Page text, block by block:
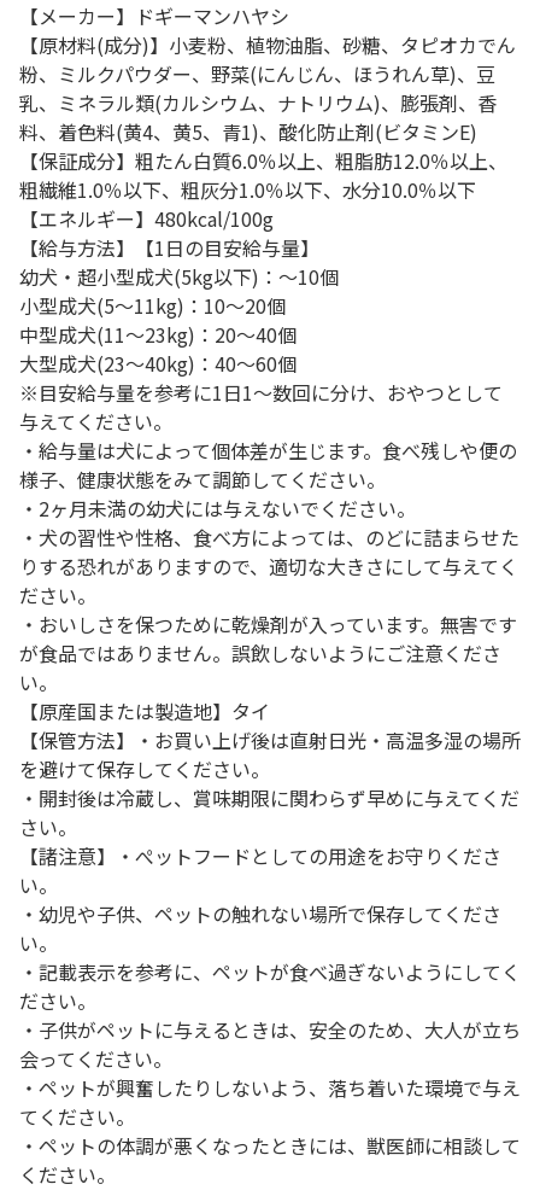
【メーカー】ドギーマンハヤシ
【原材料(成分)】小麦粉、植物油脂、砂糖、タピオカでん
粉、ミルクパウダー、野菜(にんじん、ほうれん草)、豆
乳、ミネラル類(カルシウム、ナトリウム)、膨張剤、香
料、着色料(黄4、黄5、青1)、酸化防止剤(ビタミンE)
【保証成分】粗たん白質6.0％以上、粗脂肪12.0％以上、
粗繊維1.0％以下、粗灰分1.0％以下、水分10.0％以下
【エネルギー】480kcal/100g
【給与方法】【1日の目安給与量】
幼犬・超小型成犬(5kg以下)：～10個
小型成犬(5～11kg)：10～20個
中型成犬(11～23kg)：20～40個
大型成犬(23～40kg)：40～60個
※目安給与量を参考に1日1～数回に分け、おやつとして
与えてください。
・給与量は犬によって個体差が生じます。食べ残しや便の
様子、健康状態をみて調節してください。
・2ヶ月未満の幼犬には与えないでください。
・犬の習性や性格、食べ方によっては、のどに詰まらせた
りする恐れがありますので、適切な大きさにして与えてく
ださい。
・おいしさを保つために乾燥剤が入っています。無害です
が食品ではありません。誤飲しないようにご注意くださ
い。
【原産国または製造地】タイ
【保管方法】・お買い上げ後は直射日光・高温多湿の場所
を避けて保存してください。
・開封後は冷蔵し、賞味期限に関わらず早めに与えてくだ
さい。
【諸注意】・ぺットフードとしての用途をお守りくださ
い。
・幼児や子供、ペットの触れない場所で保存してくださ
い。
・記載表示を参考に、ペットが食べ過ぎないようにしてく
ださい。
・子供がペットに与えるときは、安全のため、大人が立ち
会ってください。
・ペットが興奮したりしないよう、落ち着いた環境で与え
てください。
・ペットの体調が悪くなったときには、獣医師に相談して
ください。